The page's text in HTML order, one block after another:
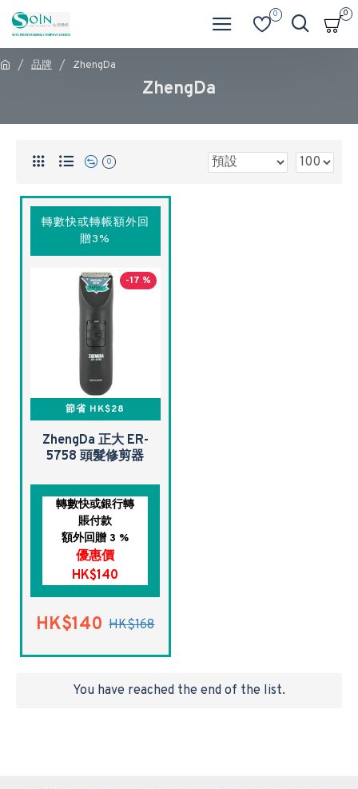
0 0
品牌 ZhengDa
ZhengDa
0
轉數快或轉帳額外回
贈3%
-17 %
節省 HK$28
ZhengDa 正大 ER-
5758 頭髮修剪器
轉數快或銀行轉
賬付款
額外回贈 3 %
優惠價
HK$140
HK$140 HK$168
You have reached the end of the list.